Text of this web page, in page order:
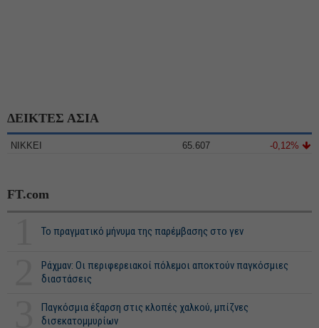
ΔΕΙΚΤΕΣ ΑΣΙΑ
NIKKEI 65.607 -0,12%
FT.com
Το πραγματικό μήνυμα της παρέμβασης στο γεν
Ράχμαν: Οι περιφερειακοί πόλεμοι αποκτούν παγκόσμιες
διαστάσεις
Παγκόσμια έξαρση στις κλοπές χαλκού, μπίζνες
δισεκατομμυρίων